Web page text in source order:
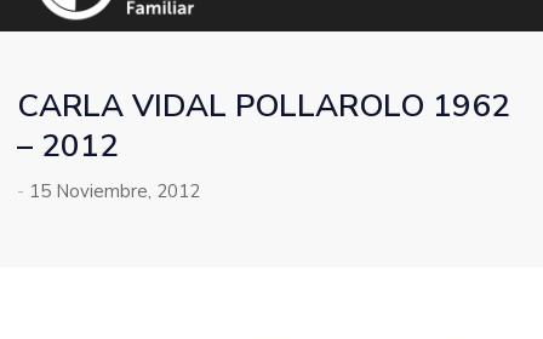
CARLA VIDAL POLLAROLO 1962
– 2012
- 15 Noviembre, 2012